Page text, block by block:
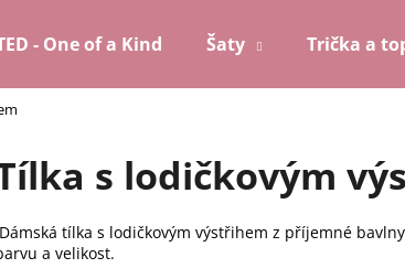
- One of a Kind Šaty Trička a
s lodičkovým
Dámská tílka s lodičkovým výstřihem z příjemné
a velikost.
HLEDAT